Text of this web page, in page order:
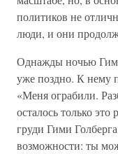
политиков не
люди, и они
Однажды ночью
уже поздно. К нему
«Меня ограбили.
осталось только
груди Гими
возможности: ты